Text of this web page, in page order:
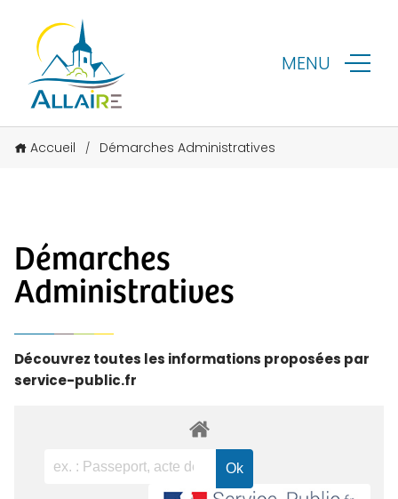
MENU
Accueil / Démarches Administratives
Démarches
Administratives
Découvrez toutes les informations proposées par
service-public.fr